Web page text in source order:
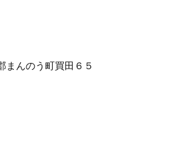
まんのう町買田６５